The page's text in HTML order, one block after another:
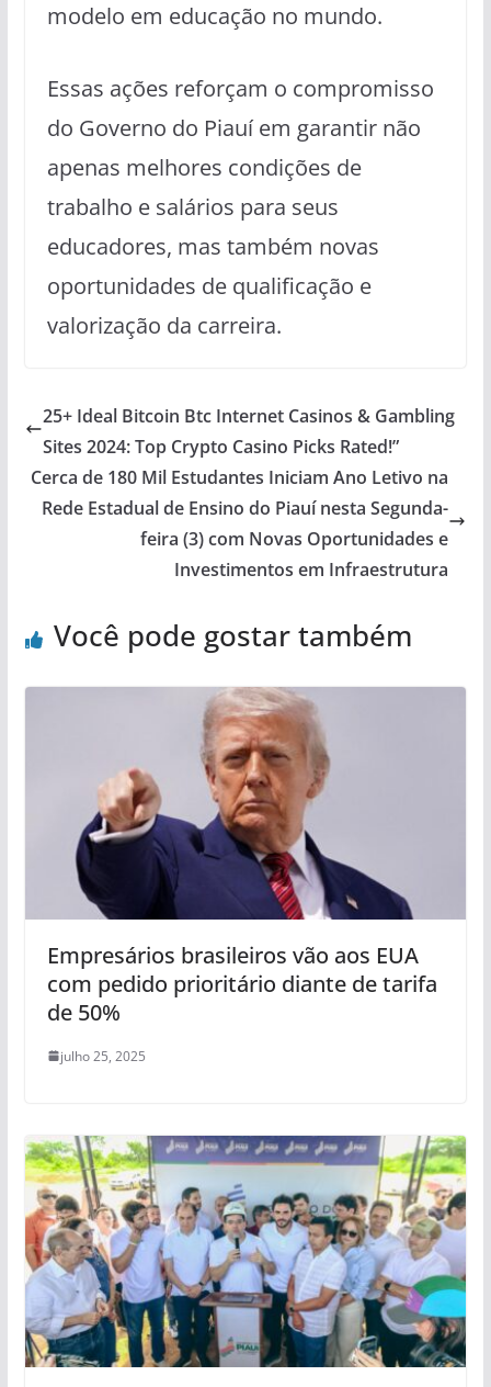
modelo em educação no mundo.
Essas ações reforçam o compromisso
do Governo do Piauí em garantir não
apenas melhores condições de
trabalho e salários para seus
educadores, mas também novas
oportunidades de qualificação e
valorização da carreira.
25+ Ideal Bitcoin Btc Internet Casinos & Gambling
Sites 2024: Top Crypto Casino Picks Rated!”
Cerca de 180 Mil Estudantes Iniciam Ano Letivo na
Rede Estadual de Ensino do Piauí nesta Segunda-
feira (3) com Novas Oportunidades e
Investimentos em Infraestrutura
Você pode gostar também
Empresários brasileiros vão aos EUA
com pedido prioritário diante de tarifa
de 50%
julho 25, 2025